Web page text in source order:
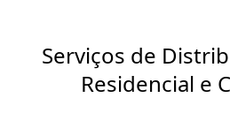
Serviços de
Residencial e